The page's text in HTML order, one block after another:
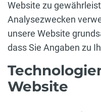
Website zu
Analysezwecken
unsere Website
dass Sie Angaben zu
Website